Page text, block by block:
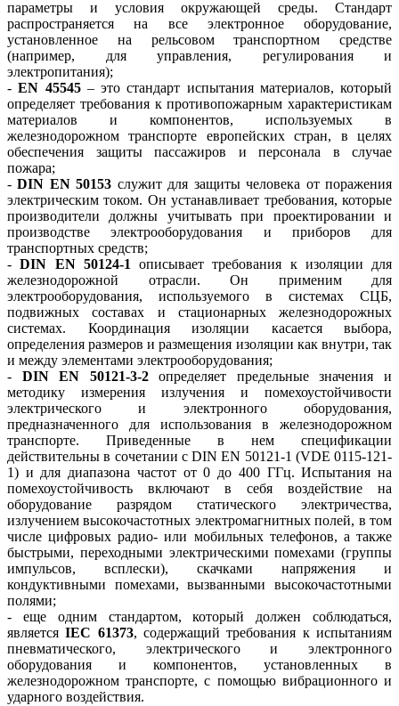
параметры и условия окружающей среды. Стандарт
распространяется на все электронное оборудование,
установленное на рельсовом транспортном средстве
(например, для управления, регулирования и
электропитания);
-EN 45545– это стандарт испытания материалов, который
определяет требования к противопожарным характеристикам
материалов и компонентов, используемых в
железнодорожном транспорте европейских стран, в целях
обеспечения защиты пассажиров и персонала в случае
пожара;
-DIN EN 50153 служит для защиты человека от поражения
электрическим током. Он устанавливает требования, которые
производители должны учитывать при проектировании и
производстве электрооборудования и приборов для
транспортных средств;
-DIN EN 50124-1
описывает требования к изоляции для
железнодорожной отрасли. Он применим для
электрооборудования, используемого в системах СЦБ,
подвижных составах и стационарных железнодорожных
системах. Координация изоляции касается выбора,
определения размеров и размещения изоляции как внутри, так
и между элементами электрооборудования;
- DIN EN 50121-3-2определяет предельные значения и
методику измерения излучения и помехоустойчивости
электрического и электронного оборудования,
предназначенного для использования в железнодорожном
транспорте. Приведенные в нем спецификации
действительны в сочетании с DIN EN 50121-1 (VDE 0115-121-
1) и для диапазона частот от 0 до 400 ГГц. Испытания на
помехоустойчивость включают в себя воздействие на
оборудование разрядом статического электричества,
излучением высокочастотных электромагнитных полей, в том
числе цифровых радио- или мобильных телефонов, а также
быстрыми, переходными электрическими помехами (группы
импульсов, всплески), скачками напряжения и
кондуктивными помехами, вызванными высокочастотными
полями;
- еще одним стандартом, который должен соблюдаться,
являетсяIEC 61373, содержащий требования к испытаниям
пневматического, электрического и электронного
оборудования и компонентов, установленных в
железнодорожном транспорте, с помощью вибрационного и
ударного воздействия.